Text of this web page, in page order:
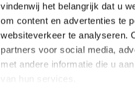
vindenwij het belangrijk dat u
om content en advertenties te
websiteverkeer te analyseren.
partners voor social media,
met andere informatie die u
van hun services.
Staking
Extra gemaakte
Vlucht overboekt